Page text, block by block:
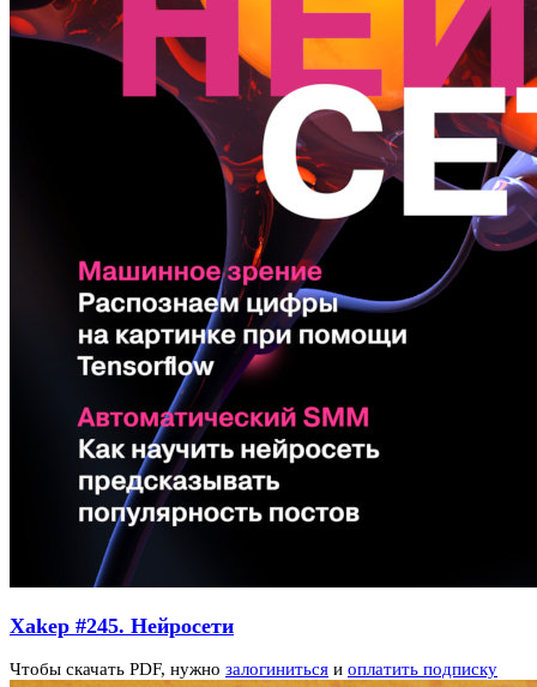
Xakep #245. Нейросети
Чтобы скачать PDF, нужно залогиниться и оплатить подписку